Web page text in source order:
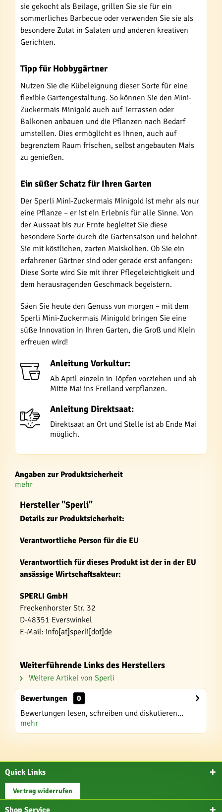
sie gekocht als Beilage, grillen Sie sie für ein
sommerliches Barbecue oder verwenden Sie sie als
besondere Zutat in Salaten und anderen kreativen
Gerichten.
Tipp für Hobbygärtner
Nutzen Sie die Kübeleignung dieser Sorte für eine
flexible Gartengestaltung. So können Sie den Mini-
Zuckermais Minigold auch auf Terrassen oder
Balkonen anbauen und die Pflanzen nach Bedarf
umstellen. Dies ermöglicht es Ihnen, auch auf
begrenztem Raum frischen, selbst angebauten Mais
zu genießen.
Ein süßer Schatz für Ihren Garten
Der Sperli Mini-Zuckermais Minigold ist mehr als nur
eine Pflanze – er ist ein Erlebnis für alle Sinne. Von
der Aussaat bis zur Ernte begleitet Sie diese
besondere Sorte durch die Gartensaison und belohnt
Sie mit köstlichen, zarten Maiskolben. Ob Sie ein
erfahrener Gärtner sind oder gerade erst anfangen:
Diese Sorte wird Sie mit ihrer Pflegeleichtigkeit und
dem herausragenden Geschmack begeistern.
Säen Sie heute den Genuss von morgen – mit dem
Sperli Mini-Zuckermais Minigold bringen Sie eine
süße Innovation in Ihren Garten, die Groß und Klein
erfreuen wird!
Anleitung Vorkultur:
Ab April einzeln in Töpfen vorziehen und ab
Mitte Mai ins Freiland verpflanzen.
Anleitung Direktsaat:
Direktsaat an Ort und Stelle ist ab Ende Mai
möglich.
Angaben zur Produktsicherheit
mehr
Hersteller "Sperli"
Details zur Produktsicherheit:
Verantwortliche Person für die EU
Verantwortlich für dieses Produkt ist der in der EU
ansässige Wirtschaftsakteur:
SPERLI GmbH
Freckenhorster Str. 32
D-48351 Everswinkel
E-Mail: info[at]sperli[dot]de
Weiterführende Links des Herstellers
Weitere Artikel von Sperli
Bewertungen
0
Bewertungen lesen, schreiben und diskutieren...
mehr
Quick Links
Vertrag widerrufen
Shop Service